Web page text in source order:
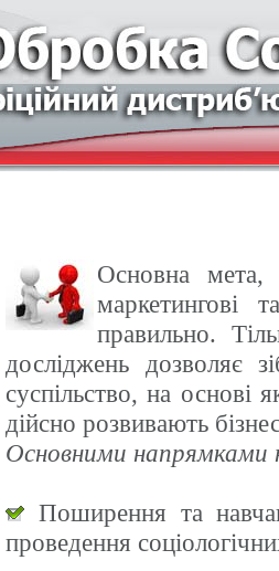
Основна мета,
маркетингові
правильно.
досліджень дозволяє
суспільство, на основі
дійсно розвивають
Основними напрямками
Поширення та
проведення